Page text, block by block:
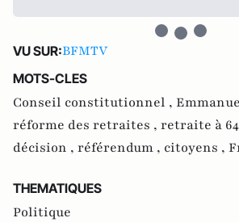
VU SUR:BFMTV
MOTS-CLES
Conseil constitutionnel ,
réforme des retraites , retraite à
décision , référendum , citoyens ,
THEMATIQUES
Politique